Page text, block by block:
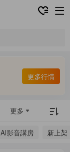
更多行情
更多
AI影音講房 新上架